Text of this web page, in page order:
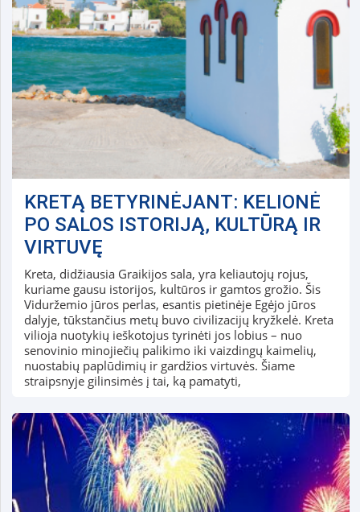
KRETĄ BETYRINĖJANT: KELIONĖ
PO SALOS ISTORIJĄ, KULTŪRĄ IR
VIRTUVĘ
Kreta, didžiausia Graikijos sala, yra keliautojų rojus,
kuriame gausu istorijos, kultūros ir gamtos grožio. Šis
Viduržemio jūros perlas, esantis pietinėje Egėjo jūros
dalyje, tūkstančius metų buvo civilizacijų kryžkelė. Kreta
vilioja nuotykių ieškotojus tyrinėti jos lobius – nuo
senovinio minojiečių palikimo iki vaizdingų kaimelių,
nuostabių paplūdimių ir gardžios virtuvės. Šiame
straipsnyje gilinsimės į tai, ką pamatyti,